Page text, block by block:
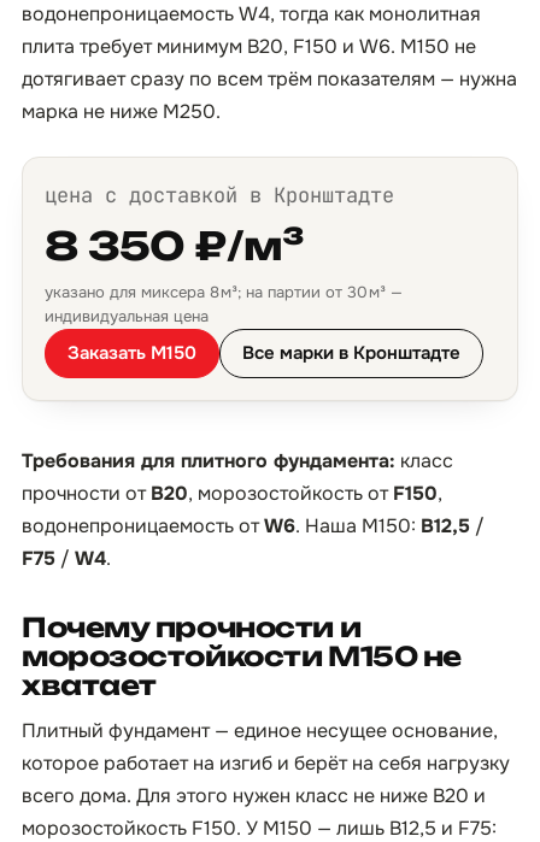
водонепроницаемость W4, тогда как монолитная
плита требует минимум B20, F150 и W6. М150 не
дотягивает сразу по всем трём показателям — нужна
марка не ниже М250.
цена с доставкой в Кронштадте
8 350 ₽/м³
указано для миксера 8 м³; на партии от 30 м³ —
индивидуальная цена
Заказать М150 Все марки в Кронштадте
Требования для плитного фундамента: класс
прочности отB20, морозостойкость отF150,
водонепроницаемость отW6. Наша М150: B12,5 /
F75 / W4.
Почему прочности и
морозостойкости М150 не
хватает
Плитный фундамент — единое несущее основание,
которое работает на изгиб и берёт на себя нагрузку
всего дома. Для этого нужен класс не ниже B20 и
морозостойкость F150. У М150 — лишь B12,5 и F75: